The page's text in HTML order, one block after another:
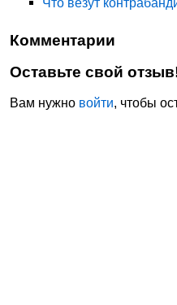
Комментарии
Оставьте свой
Вам нужно войти, чтобы